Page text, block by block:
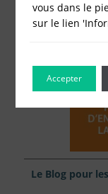
Le Blog pour
vous dans le
sur le lien
Accepter